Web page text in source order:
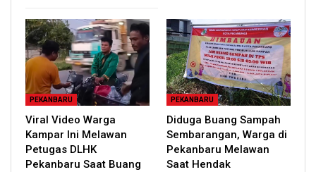
PEKANBARU
Viral Video Warga
Kampar Ini Melawan
Petugas DLHK
Pekanbaru Saat Buang
PEKANBARU
Diduga Buang Sampah
Sembarangan, Warga di
Pekanbaru Melawan
Saat Hendak